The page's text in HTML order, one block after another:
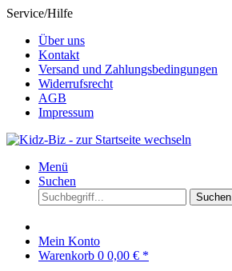
Service/Hilfe
Über uns
Kontakt
Versand und Zahlungsbedingungen
Widerrufsrecht
AGB
Impressum
Menü
Suchen
Suchen
Mein Konto
Warenkorb 0 0,00 € *